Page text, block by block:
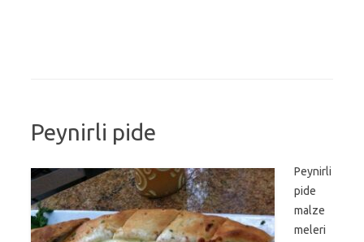
Peynirli pide
Peynirli
pide
malze
meleri